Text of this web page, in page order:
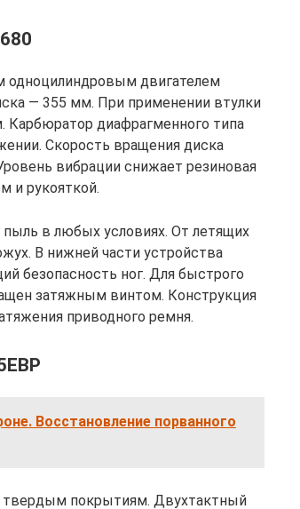
одноцилиндровым двигателем
— 355 мм. При применении втулки
Карбюратор диафрагменного типа
Скорость вращения диска
вибрации снижает резиновая
и рукояткой.
в любых условиях. От летящих
В нижней части устройства
безопасность ног. Для быстрого
затяжным винтом. Конструкция
приводного ремня.
Восстановление порванного
твердым покрытиям. Двухтактный